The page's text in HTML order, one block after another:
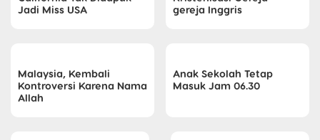
Jadi Miss USA
gereja Inggris
Malaysia, Kembali
Kontroversi Karena Nama
Allah
Anak Sekolah Tetap
Masuk Jam 06.30